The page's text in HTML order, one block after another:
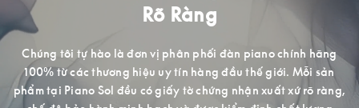
Với mong muốn mang đến cho khách hàng tại Việt Nam được
tiếp cận những dòng sản phẩm cao cấp, chất lượng cao, Piano
Sol trang bị một không gian chuyên nghiệp lịch sự, nhiều mẫu
mã cho quý khách hàng hài lòng khi đến trải nghiệm và mua
sắm.